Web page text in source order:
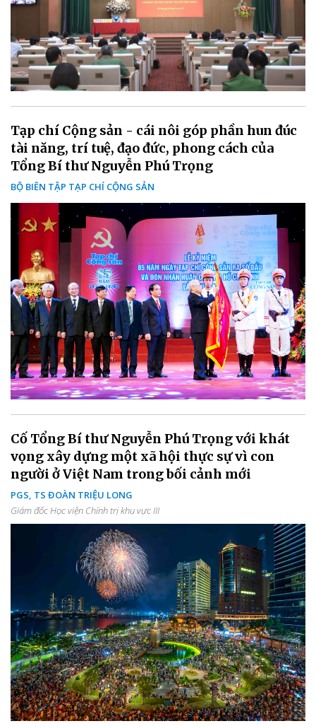
Tạp chí Cộng sản - cái nôi góp phần hun đúc
tài năng, trí tuệ, đạo đức, phong cách của
Tổng Bí thư Nguyễn Phú Trọng
BỘ BIÊN TẬP TẠP CHÍ CỘNG SẢN
Cố Tổng Bí thư Nguyễn Phú Trọng với khát
vọng xây dựng một xã hội thực sự vì con
người ở Việt Nam trong bối cảnh mới
PGS, TS ĐOÀN TRIỆU LONG
Giám đốc Học viện Chính trị khu vực III